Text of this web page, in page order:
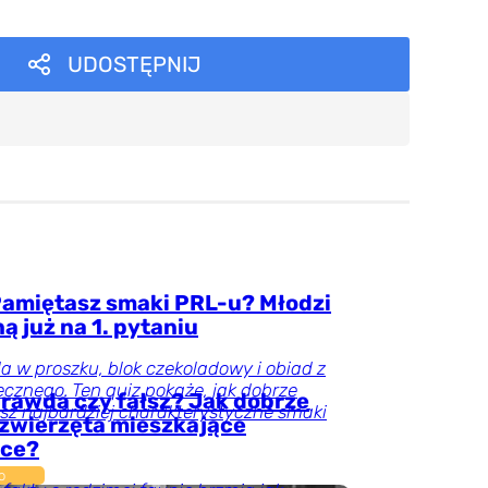
UDOSTĘPNIJ
smaki PRL-u? Młodzi
już na 1. pytaniu
w proszku, blok czekoladowy i obiad z
Ten quiz pokaże, jak dobrze
najbardziej charakterystyczne smaki
czy fałsz? Jak dobrze
mieszkające